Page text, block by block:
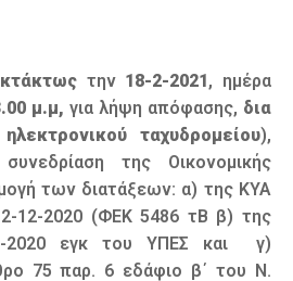
την 18-2-2021 , ημέρα
μ.μ, για λήψη απόφασης, δια
ταχυδρομείου),
συνεδρίαση της Οικονομικής
των διατάξεων: α) της ΚΥΑ
12-2020 (ΦΕΚ 5486 τΒ β) της
2020 εγκ του ΥΠΕΣ και γ)
75 παρ. 6 εδάφιο β΄ του Ν.